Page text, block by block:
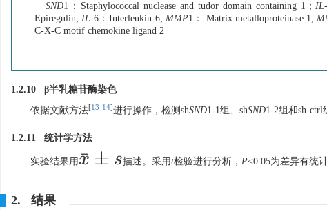
SND1：Staphylococcal nuclease and tudor domain containing 1；IL
Epiregulin;IL-6：Interleukin-6; MMP1： Matrix metalloproteinase 1;
C-X-C motif chemokine ligand 2
1.2.10 β半乳糖苷酶染色
依据文献方法[13-14]进行操作，检测shSND1-1组、shSND1-2组和sh-ctrl
1.2.11 统计学方法
实验结果用x¯± s 描述。采用t检验进行分析， P<0.05为差异有统
2. 结果